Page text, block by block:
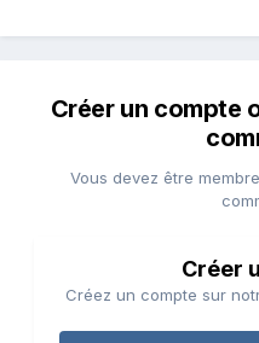
Créer un compte
Vous devez être
Créer
Créez un compte sur